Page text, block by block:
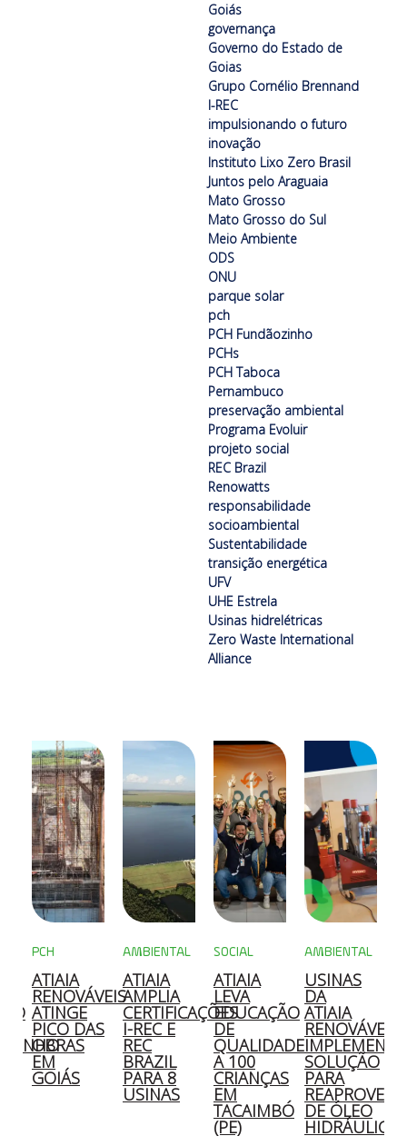
Goiás
governança
Governo do Estado de
Goias
Grupo Cornélio Brennand
I-REC
impulsionando o futuro
inovação
Instituto Lixo Zero Brasil
Juntos pelo Araguaia
Mato Grosso
Mato Grosso do Sul
Meio Ambiente
ODS
ONU
parque solar
pch
PCH Fundãozinho
PCHs
PCH Taboca
Pernambuco
preservação ambiental
Programa Evoluir
projeto social
REC Brazil
Renowatts
responsabilidade
socioambiental
Sustentabilidade
transição energética
UFV
UHE Estrela
Usinas hidrelétricas
Zero Waste International
Alliance
PCH
ATIAIA
RENOVÁVEIS
ATINGE
PICO DAS
OBRAS
EM
GOIÁS
AMBIENTAL
ATIAIA
AMPLIA
CERTIFICAÇÕES
I-REC E
REC
BRAZIL
PARA 8
USINAS
SOCIAL
ATIAIA
LEVA
EDUCAÇÃO
DE
QUALIDADE
A 100
CRIANÇAS
EM
TACAIMBÓ
(PE)
AMBIENTAL
USINAS
DA
ATIAIA
RENOVÁVEIS
SOLUÇÃO
PARA
DE ÓLEO
HIDRÁULICO